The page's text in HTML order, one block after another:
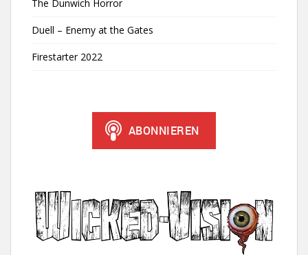
The Dunwich Horror
Duell – Enemy at the Gates
Firestarter 2022